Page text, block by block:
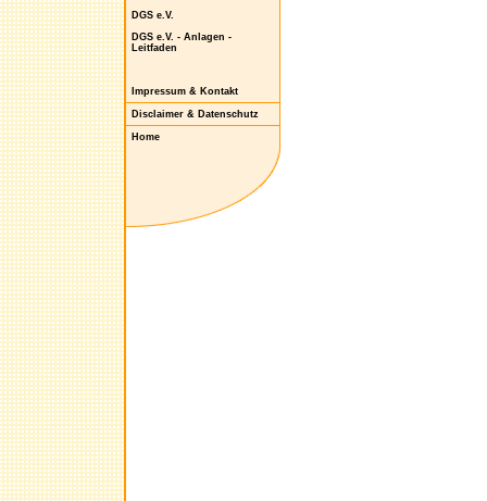
DGS e.V.
DGS e.V. - Anlagen -
Leitfaden
Impressum & Kontakt
Disclaimer & Datenschutz
Home